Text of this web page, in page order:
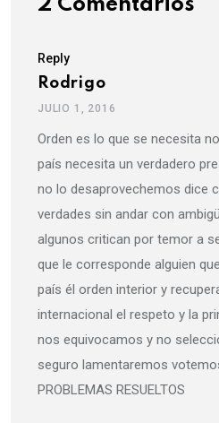
2 Comentarios
Reply
Rodrigo
JULIO 1, 2016
Orden es lo que se necesita
país necesita un verdadero
no lo desaprovechemos dice
verdades sin andar con
algunos critican por temor a
que le corresponde alguien
país él orden interior y
internacional el respeto y la
nos equivocamos y no
seguro lamentaremos
PROBLEMAS RESUELTOS